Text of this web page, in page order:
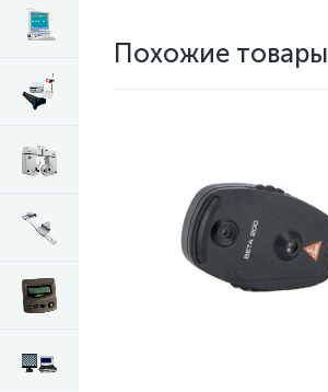
Похожие товары